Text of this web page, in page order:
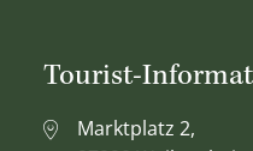
Tourist-
Marktplatz 2,